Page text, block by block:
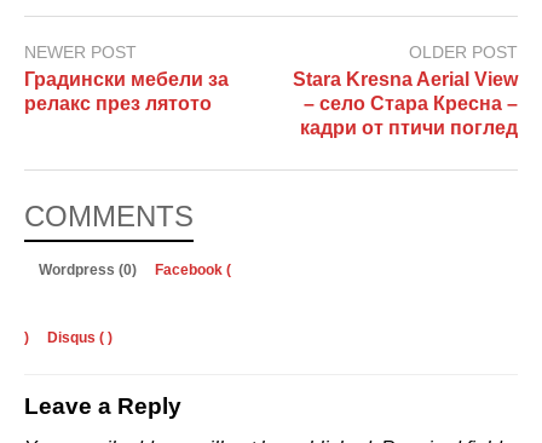
NEWER POST
Градински мебели за
релакс през лятото
OLDER POST
Stara Kresna Aerial View
– село Стара Кресна –
кадри от птичи поглед
COMMENTS
Wordpress (0) Facebook (
) Disqus ( )
Leave a Reply